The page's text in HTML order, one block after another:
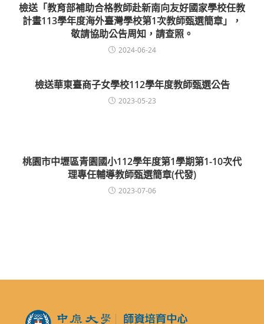
檢送「教育部補助合格教師赴新南向友好國家學校任教
計畫113學年度海外臺灣學校第1次教師甄選簡章」，
敬請協助公告周知，請查照。
2024-06-24
檢送華東臺商子女學校112學年度教師甄選公告
2023-05-23
桃園市中壢區青園國小112學年度第1學期第1-10次代
理專任輔導教師甄選簡章(代發)
2023-07-06